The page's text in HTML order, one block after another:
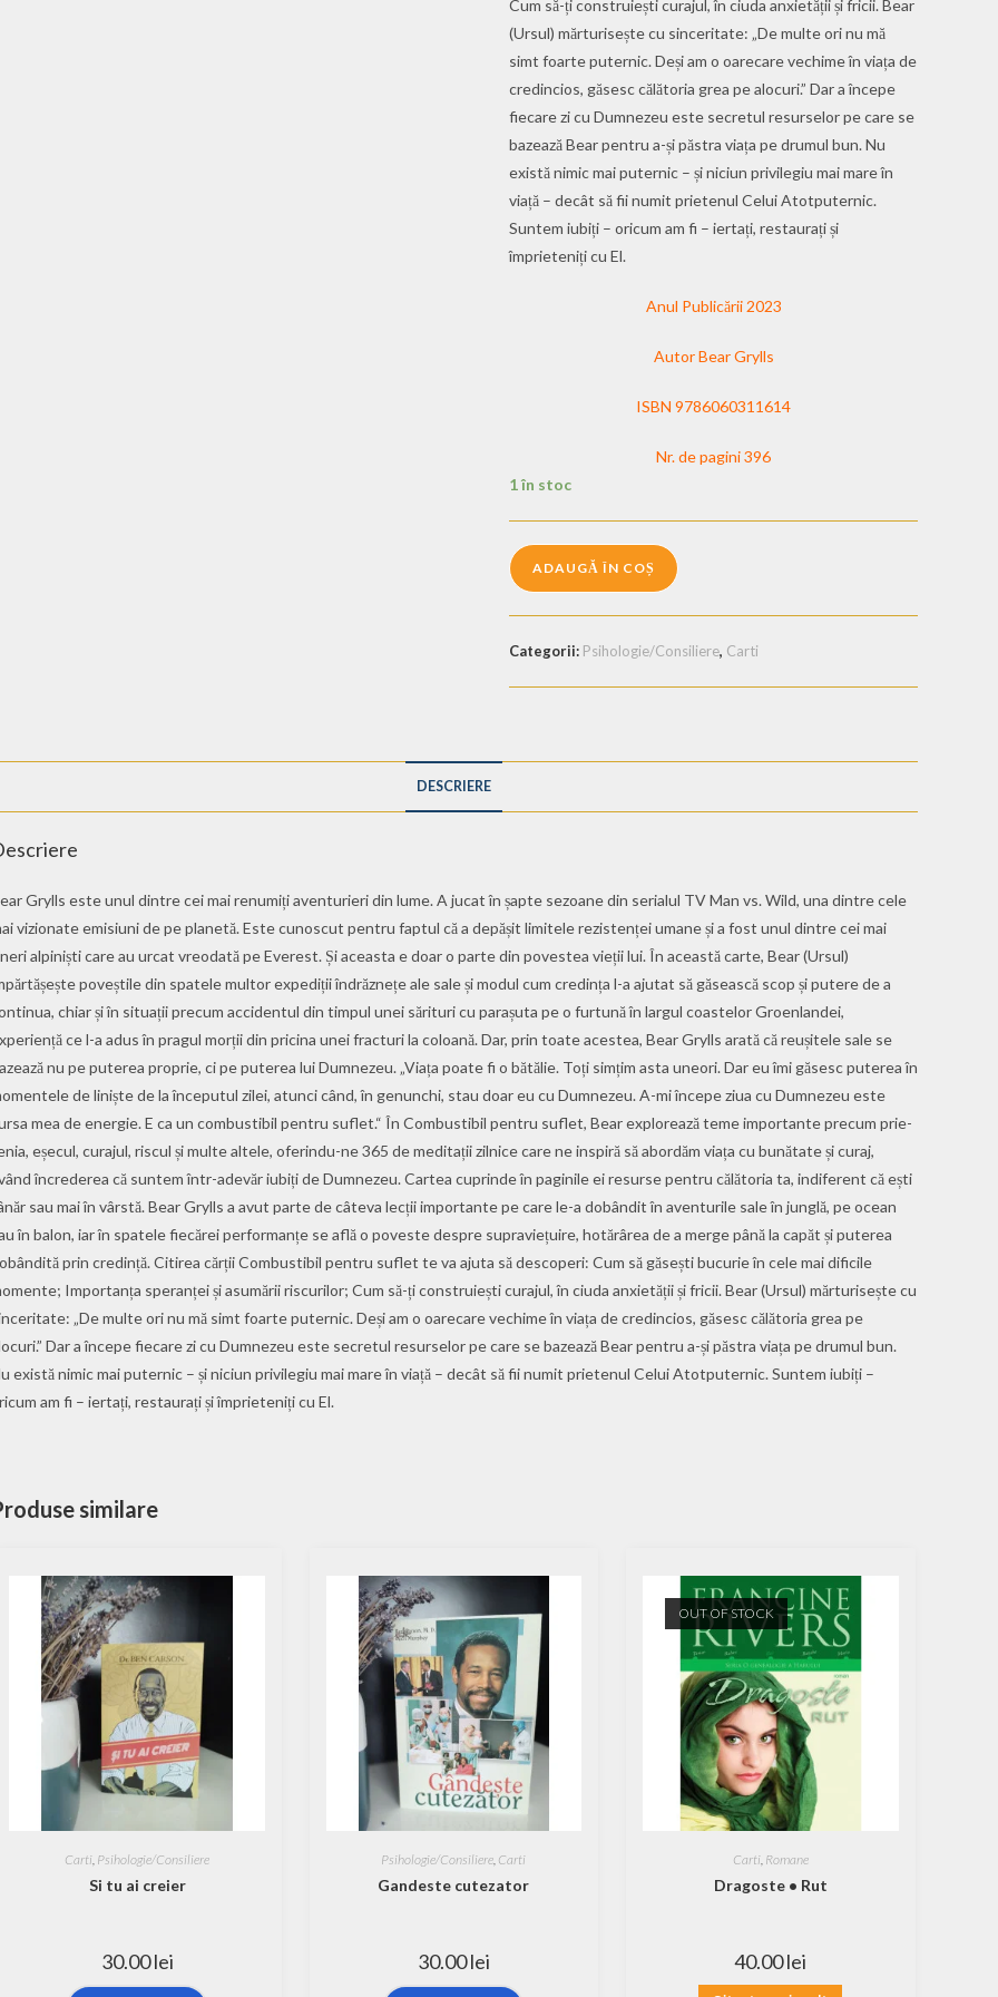
Cum să-ți construiești curajul, în ciuda anxietății și fricii. Bear
(Ursul) mărturisește cu sinceritate: „De multe ori nu mă
simt foarte puternic. Deși am o oarecare vechime în viața de
credincios, găsesc călătoria grea pe alocuri.” Dar a începe
fiecare zi cu Dumnezeu este secretul resurselor pe care se
bazează Bear pentru a-și păstra viața pe drumul bun. Nu
există nimic mai puternic – și niciun privilegiu mai mare în
viață – decât să fii numit prietenul Celui Atotputernic.
Suntem iubiți – oricum am fi – iertați, restaurați și
împrieteniți cu El.
Anul Publicării 2023
Autor Bear Grylls
ISBN 9786060311614
Nr. de pagini 396
1 în stoc
ADAUGĂ ÎN COȘ
Categorii: Psihologie/Consiliere, Carti
DESCRIERE
Grylls este unul dintre cei mai renumiți aventurieri din lume. A jucat în șapte sezoane din serialul TV Man vs. Wild, una dintre cele
vizionate emisiuni de pe planetă. Este cunoscut pentru faptul că a depășit limitele rezistenței umane și a fost unul dintre cei mai
alpiniști care au urcat vreodată pe Everest. Și aceasta e doar o parte din povestea vieții lui. În această carte, Bear (Ursul)
poveștile din spatele multor expediții îndrăznețe ale sale și modul cum credința l-a ajutat să găsească scop și putere de a
chiar și în situații precum accidentul din timpul unei sărituri cu parașuta pe o furtună în largul coastelor Groenlandei,
ce l-a adus în pragul morții din pricina unei fracturi la coloană. Dar, prin toate acestea, Bear Grylls arată că reușitele sale se
nu pe puterea proprie, ci pe puterea lui Dumnezeu. „Viața poate fi o bătălie. Toți simțim asta uneori. Dar eu îmi găsesc puterea în
de liniște de la începutul zilei, atunci când, în genunchi, stau doar eu cu Dumnezeu. A-mi începe ziua cu Dumnezeu este
mea de energie. E ca un combustibil pentru suflet.“ În Combustibil pentru suflet, Bear explorează teme importante precum prie­
eșecul, curajul, riscul și multe altele, oferindu-ne 365 de medi­tații zilnice care ne inspiră să abordăm viața cu bunătate și curaj,
încrederea că suntem într-adevăr iubiți de Dumnezeu. Cartea cuprinde în paginile ei resurse pentru călătoria ta, indiferent că ești
sau mai în vârstă. Bear Grylls a avut parte de câteva lecții importante pe care le-a dobândit în aventurile sale în junglă, pe ocean
în balon, iar în spatele fiecărei performanțe se află o poveste despre supraviețuire, hotărârea de a merge până la capăt și puterea
prin credință. Citirea cărții Combustibil pentru suflet te va ajuta să descoperi: Cum să găsești bucurie în cele mai dificile
Importanța speranței și asumării riscurilor; Cum să-ți construiești curajul, în ciuda anxietății și fricii. Bear (Ursul) mărturisește cu
„De multe ori nu mă simt foarte puternic. Deși am o oarecare vechime în viața de credincios, găsesc călătoria grea pe
Dar a începe fiecare zi cu Dumnezeu este secretul resurselor pe care se bazează Bear pentru a-și păstra viața pe drumul bun.
există nimic mai puternic – și niciun privilegiu mai mare în viață – decât să fii numit prietenul Celui Atotputernic. Suntem iubiți –
am fi – iertați, restaurați și împrieteniți cu El.
similare
Carti, Psihologie/Consiliere
Si tu ai creier
30.00lei
Psihologie/Consiliere, Carti
Gandeste cutezator
30.00lei
OUT OF STOCK
Carti, Romane
Dragoste • Rut
40.00lei